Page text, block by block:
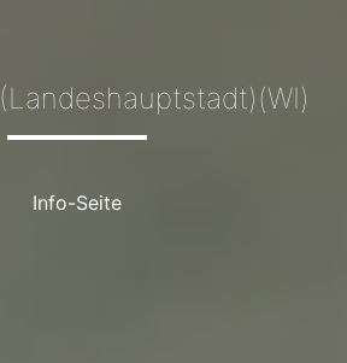
Info-Seite